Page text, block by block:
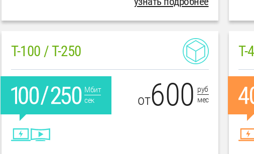
T-100 / T-250
Мбит
сек
от600 руб
мес
T-